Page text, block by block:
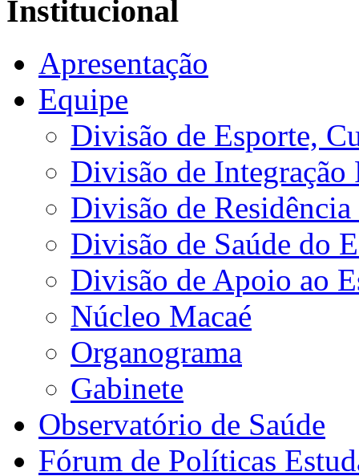
Institucional
Apresentação
Equipe
Divisão de Esporte,
Divisão de Integração
Divisão de
Divisão de Saúde do
Divisão de Apoio ao
Núcleo Macaé
Organograma
Gabinete
Observatório de Saúde
Fórum de Políticas